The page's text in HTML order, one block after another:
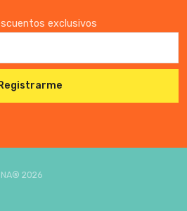
exclusivos
Registrarme
2026